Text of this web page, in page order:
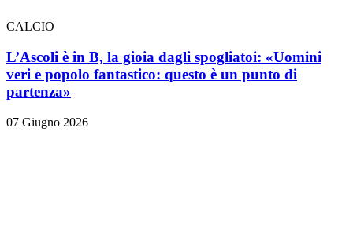
CALCIO
L’Ascoli è in B, la gioia dagli spogliatoi: «Uomini
veri e popolo fantastico: questo è un punto di
partenza»
07 Giugno 2026